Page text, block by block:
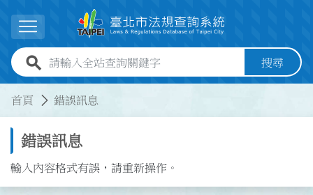
展開選單
全站查詢關鍵字欄位 搜尋
首頁 錯誤訊息
錯誤訊息
輸入內容格式有誤，請重新操作。